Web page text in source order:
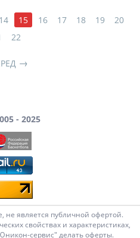
14 15 16 17 18 19
20
22
- 2025
не является публичной офертой.
свойствах и характеристиках,
сервис" делать оферты.